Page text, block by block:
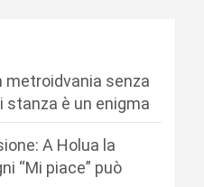
metroidvania senza
è un enigma
A Holua la
“Mi piace” può